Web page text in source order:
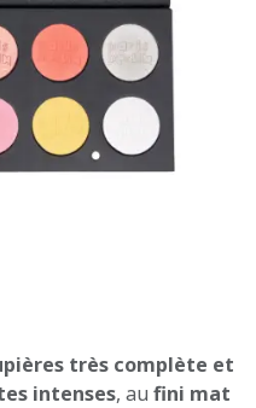
très complète et
intenses, au fini mat